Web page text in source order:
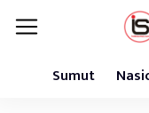
Sumut